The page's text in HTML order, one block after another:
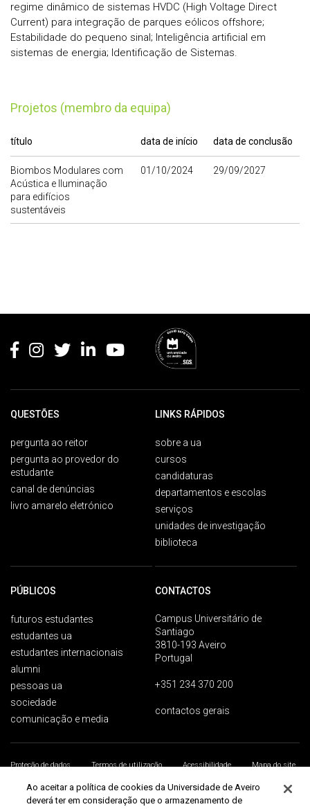
regime dinâmico de sistemas HVDC (High Voltage Direct
Current) para integração de parques eólicos offshore;
Estabilidade do pequeno sinal; Inteligência artificial em
sistemas de energia; Identificação de Sistemas.
Projetos (membro da equipa)
título data de início data de conclusão
Biombos Modulares com
Acústica e Iluminação
para edifícios
sustentáveis
01/10/2024 29/09/2027
QUESTÕES
pergunta ao reitor
pergunta ao provedor do
estudante
canal de denúncias
livro amarelo eletrónico
LINKS RÁPIDOS
sobre a ua
cursos
candidaturas
departamentos e escolas
serviços
unidades de investigação
biblioteca
PÚBLICOS
futuros estudantes
estudantes ua
estudantes internacionais
alumni
pessoas ua
sociedade
comunicação e media
CONTACTOS
Campus Universitário de
Santiago
3810-193 Aveiro
Portugal
+351 234 370 200
contactos gerais
Proteção de dados Termos de utilização Acessibilidade
Mapa do site
Universidade de Aveiro 2026
Ao aceitar a política de cookies da Universidade de Aveiro
deverá ter em consideração que o armazenamento de